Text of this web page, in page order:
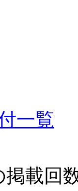
一覧
掲載回